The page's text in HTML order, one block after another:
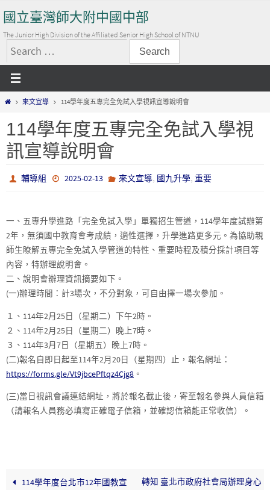
to
content
國立臺灣師大附中國中部
The Junior High Division of the Affiliated Senior High School of NTNU
搜
尋
關
鍵
字:
Home來文宣導 114學年度五專完全免試入學視訊宣導說明會
114學年度五專完全免試入學視
訊宣導說明會
輔導組 2025-02-13 來文宣導, 國九升學, 重要
一、五專升學進路「完全免試入學」單獨招生管道，114學年度試辦第
2年，無須國中教育會考成績，適性選擇，升學進路更多元。為協助親
師生瞭解五專完全免試入學管道的特性、重要時程及積分採計項目等
內容，特辦理說明會。
二、說明會辦理資訊摘要如下。
(一)辦理時間：計3場次，不分對象，可自由擇一場次參加。
１、114年2月25日（星期二）下午2時。
２、114年2月25日（星期二）晚上7時。
３、114年3月7日（星期五）晚上7時。
(二)報名自即日起至114年2月20日（星期四）止，報名網址：
https://forms.gle/Vt9jbcePftqz4Cjg8 。
(三)當日視訊會議連結網址，將於報名截止後，寄至報名參與人員信箱
（請報名人員務必填寫正確電子信箱，並確認信箱能正常收信）。
114學年度台北市12年國教宣
轉知 臺北市政府社會局辦理身心